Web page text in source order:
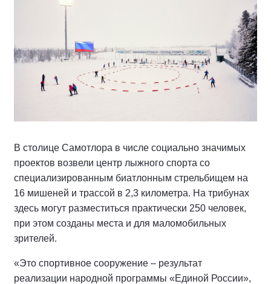
В столице Самотлора в числе социально значимых
проектов возвели центр лыжного спорта со
специализированным биатлонным стрельбищем на
16 мишеней и трассой в 2,3 километра. На трибунах
здесь могут разместиться практически 250 человек,
при этом созданы места и для маломобильных
зрителей.
«Это спортивное сооружение – результат
реализации народной программы «Единой России»,